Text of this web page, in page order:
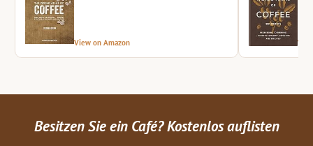
View on Amazon
Besitzen Sie ein Café? Kostenlos auflisten